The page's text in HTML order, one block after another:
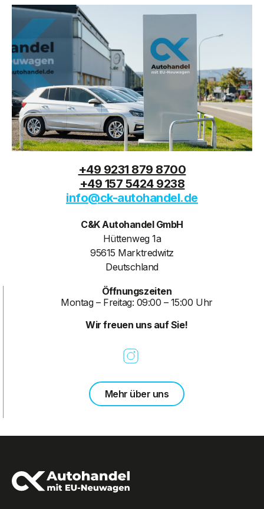
+49 9231 879 8700
+49 157 5424 9238
info@ck-autohandel.de
C&K Autohandel GmbH
Hüttenweg 1a
95615 Marktredwitz
Deutschland
Öffnungszeiten
Montag – Freitag: 09:00 – 15:00 Uhr
Wir freuen uns auf Sie!
Mehr über uns